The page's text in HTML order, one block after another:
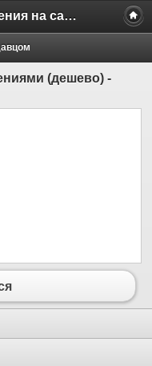
Бесплатные объявления на сайте MILAMO.ru
(дешево) -